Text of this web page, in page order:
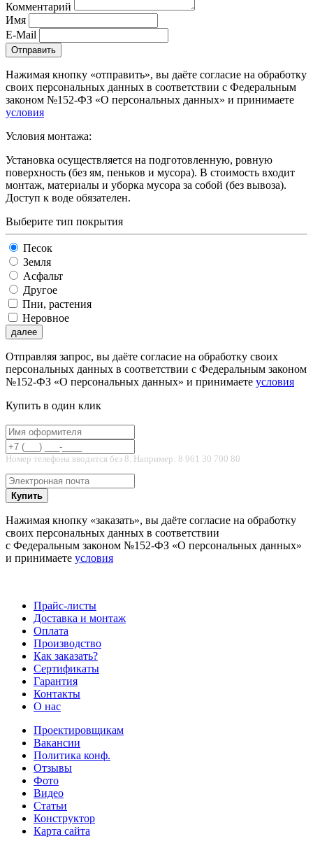
Комментарий
Имя
E-Mail
Отправить
Нажимая кнопку «отправить», вы даёте согласие на обработку
своих персональных данных в соответствии с Федеральным
законом №152-ФЗ «О персональных данных» и принимаете
условия
Условия монтажа:
Установка осуществляется на подготовленную, ровную
поверхность (без ям, пеньков и мусора). В стоимость входит
монтаж, материалы и уборка мусора за собой (без вывоза).
Доступ к воде обязателен.
Выберите тип покрытия
Песок
Земля
Асфальт
Другое
Пни, растения
Неровное
далее
Отправляя запрос, вы даёте согласие на обработку своих
персональных данных в соответствии с Федеральным законом
№152-ФЗ «О персональных данных» и принимаете условия
Купить в один клик
Номер телефона вводится без 8. Например: 8 961 30 700 80
Купить
Нажимая кнопку «заказать», вы даёте согласие на обработку
своих персональных данных в соответствии
с Федеральным законом №152-ФЗ «О персональных данных»
и принимаете условия
Прайс-листы
Доставка и монтаж
Оплата
Производство
Как заказать?
Сертификаты
Гарантия
Контакты
О нас
Проектировщикам
Вакансии
Политика конф.
Отзывы
Фото
Видео
Статьи
Конструктор
Карта сайта